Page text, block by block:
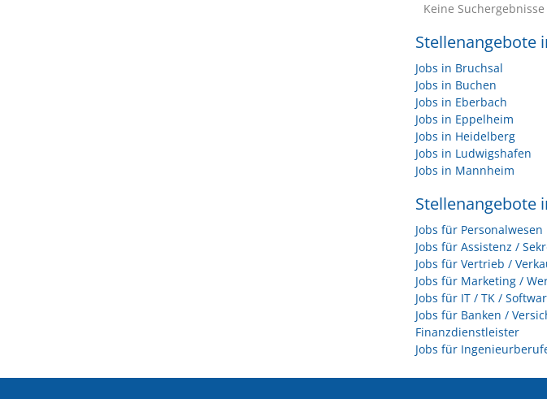
Keine
Stellenangebote
Jobs in Bruchsal
Jobs in Buchen
Jobs in Eberbach
Jobs in Eppelheim
Jobs in Heidelberg
Jobs in Ludwigshafen
Jobs in Mannheim
Stellenangebote
Jobs für Personalwesen
Jobs für Assistenz /
Jobs für Vertrieb /
Jobs für Marketing /
Jobs für IT / TK /
Jobs für Banken /
Finanzdienstleister
Jobs für